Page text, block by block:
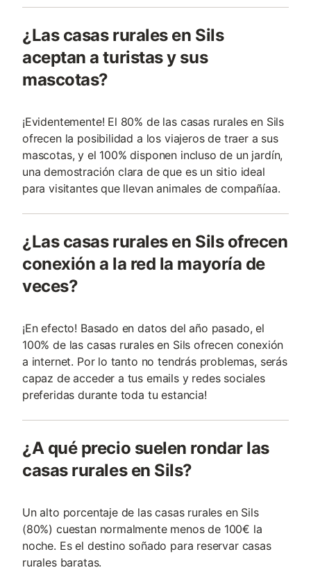
¿Las casas rurales en Sils
aceptan a turistas y sus
mascotas?
¡Evidentemente! El 80% de las casas rurales en Sils
ofrecen la posibilidad a los viajeros de traer a sus
mascotas, y el 100% disponen incluso de un jardín,
una demostración clara de que es un sitio ideal
para visitantes que llevan animales de compañía­a.
¿Las casas rurales en Sils ofrecen
conexión a la red la mayoría de
veces?
¡En efecto! Basado en datos del año pasado, el
100% de las casas rurales en Sils ofrecen conexión
a internet. Por lo tanto no tendrás problemas, serás
capaz de acceder a tus emails y redes sociales
preferidas durante toda tu estancia!
¿A qué precio suelen rondar las
casas rurales en Sils?
Un alto porcentaje de las casas rurales en Sils
(80%) cuestan normalmente menos de 100€ la
noche. Es el destino soñado para reservar casas
rurales baratas.